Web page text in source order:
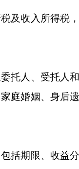
及收入所得税
托人、受托人
庭婚姻、身后
括期限、收益